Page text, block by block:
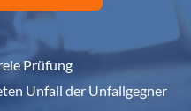
Prüfung
Unfall der Unfallgegner